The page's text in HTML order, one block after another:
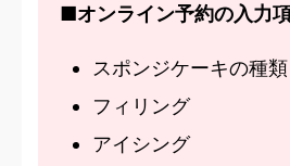
■オンライン予約の入力
スポンジケーキの種類
フィリング
アイシング